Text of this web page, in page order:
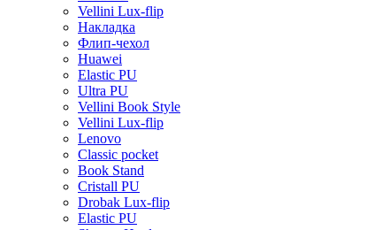
Vellini Lux-flip
Накладка
Флип-чехол
Huawei
Elastic PU
Ultra PU
Vellini Book Style
Vellini Lux-flip
Lenovo
Classic pocket
Book Stand
Cristall PU
Drobak Lux-flip
Elastic PU